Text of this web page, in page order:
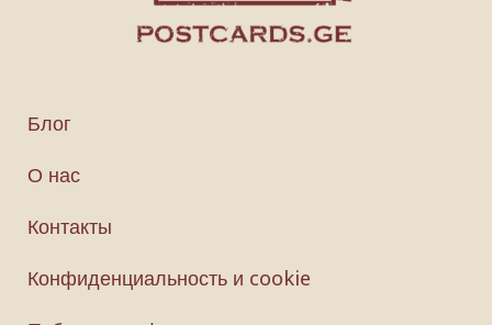
Блог
О нас
Контакты
Конфиденциальность и cookie